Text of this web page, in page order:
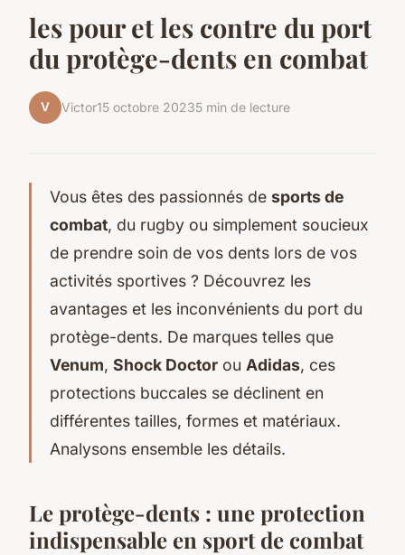
les pour et les contre du port
du protège-dents en combat
V Victor15 octobre 20235 min de lecture
Vous êtes des passionnés de sports de
combat, du rugby ou simplement soucieux
de prendre soin de vos dents lors de vos
activités sportives ? Découvrez les
avantages et les inconvénients du port du
protège-dents. De marques telles que
Venum, Shock Doctor ou Adidas, ces
protections buccales se déclinent en
différentes tailles, formes et matériaux.
Analysons ensemble les détails.
Le protège-dents : une protection
indispensable en sport de combat